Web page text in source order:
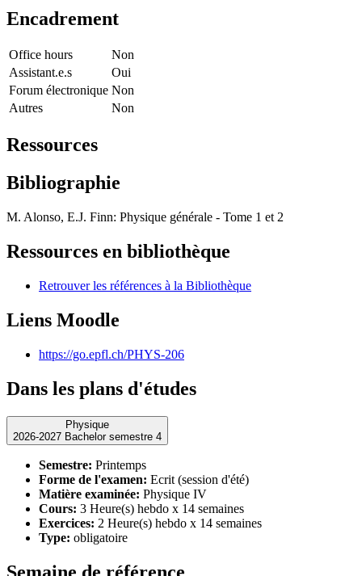
Encadrement
Office hours
Non
Assistant.e.s
Oui
Forum électronique Non
Autres
Non
Ressources
Bibliographie
M. Alonso, E.J. Finn: Physique générale - Tome 1 et 2
Ressources en bibliothèque
Retrouver les références à la Bibliothèque
Liens Moodle
https://go.epfl.ch/PHYS-206
Dans les plans d'études
Physique
2026-2027 Bachelor semestre 4
Semestre: Printemps
Forme de l'examen: Ecrit (session d'été)
Matière examinée: Physique IV
Cours: 3 Heure(s) hebdo x 14 semaines
Exercices: 2 Heure(s) hebdo x 14 semaines
Type: obligatoire
Semaine de référence